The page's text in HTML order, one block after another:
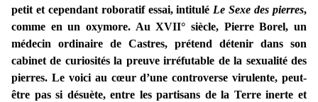
petit et cependant roboratif essai, intitulé Le Sexe des pierres,
comme en un oxymore. Au XVII° siècle, Pierre Borel, un
médecin ordinaire de Castres, prétend détenir dans son
cabinet de curiosités la preuve irréfutable de la sexualité des
pierres. Le voici au cœur d’une controverse virulente, peut-
être pas si désuète, entre les partisans de la Terre inerte et